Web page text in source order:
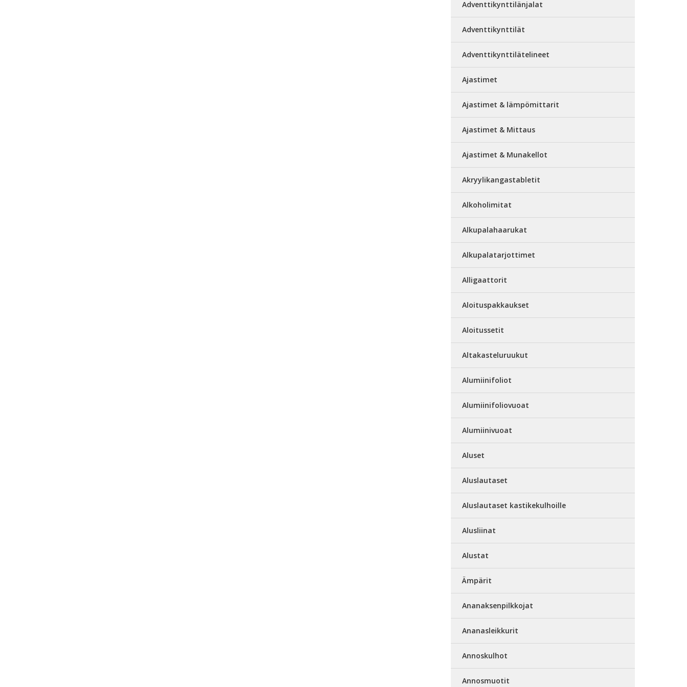
Adventtikynttilänjalat
Adventtikynttilät
Adventtikynttilätelineet
Ajastimet
Ajastimet & lämpömittarit
Ajastimet & Mittaus
Ajastimet & Munakellot
Akryylikangastabletit
Alkoholimitat
Alkupalahaarukat
Alkupalatarjottimet
Alligaattorit
Aloituspakkaukset
Aloitussetit
Altakasteluruukut
Alumiinifoliot
Alumiinifoliovuoat
Alumiinivuoat
Aluset
Aluslautaset
Aluslautaset kastikekulhoille
Alusliinat
Alustat
Ämpärit
Ananaksenpilkkojat
Ananasleikkurit
Annoskulhot
Annosmuotit